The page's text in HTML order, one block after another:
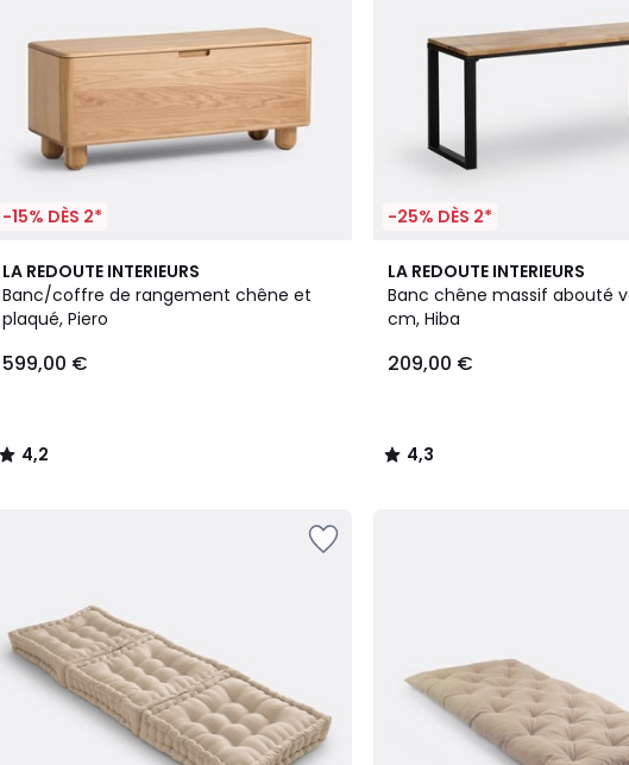
-15% DÈS 2*
LA REDOUTE INTERIEURS
Banc/coffre de rangement chêne et
plaqué, Piero
599,00 €
4,2
/ 5
4,2
/
-25% DÈS 2*
LA REDOUTE INTERIEURS
Banc chêne massif abouté
cm, Hiba
209,00 €
4,3
/ 5
4,3
/